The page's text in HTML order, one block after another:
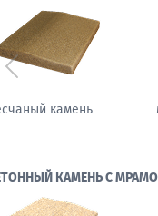
камень
Предыдущий
КАМЕНЬ С